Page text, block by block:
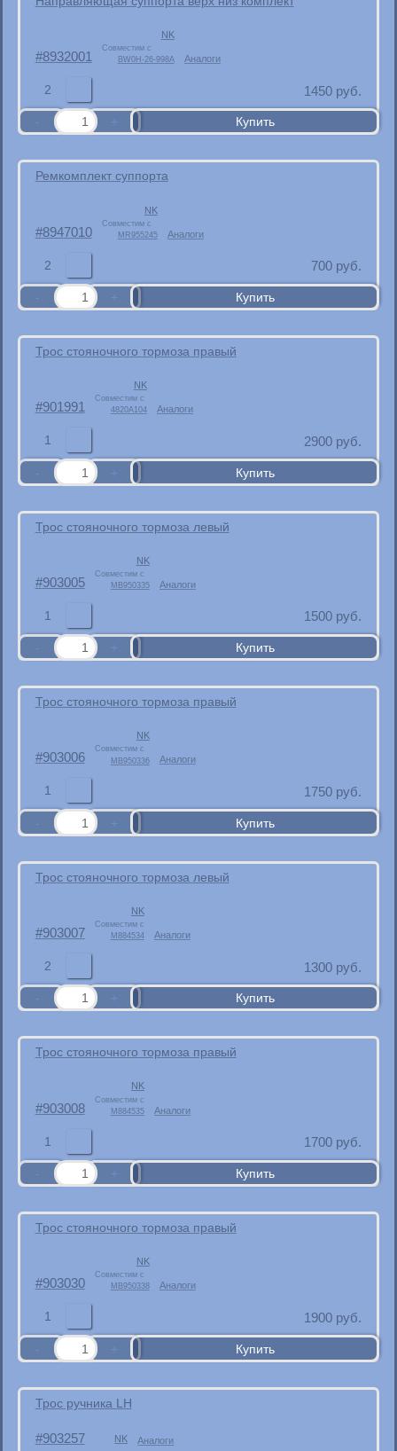
8932001
NK
Совместим с
BW0H-26-998A
Аналоги
2 1450 руб.
Ремкомплект суппорта
8947010
NK
Совместим с
MR955245
Аналоги
2 700 руб.
Трос стояночного тормоза правый
901991
NK
Совместим с
4820A104
Аналоги
1 2900 руб.
Трос стояночного тормоза левый
903005
NK
Совместим с
MB950335
Аналоги
1 1500 руб.
Трос стояночного тормоза правый
903006
NK
Совместим с
MB950336
Аналоги
1 1750 руб.
Трос стояночного тормоза левый
903007
NK
Совместим с
M884534
Аналоги
2 1300 руб.
Трос стояночного тормоза правый
903008
NK
Совместим с
M884535
Аналоги
1 1700 руб.
Трос стояночного тормоза правый
903030
NK
Совместим с
MB950338
Аналоги
1 1900 руб.
Трос ручника LH
903257 NK Аналоги